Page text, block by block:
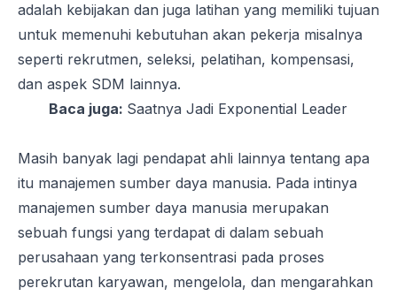
adalah kebijakan dan juga latihan yang memiliki tujuan
untuk memenuhi kebutuhan akan pekerja misalnya
seperti rekrutmen, seleksi, pelatihan, kompensasi,
dan aspek SDM lainnya.
Baca juga: Saatnya Jadi Exponential Leader
Masih banyak lagi pendapat ahli lainnya tentang apa
itu manajemen sumber daya manusia. Pada intinya
manajemen sumber daya manusia merupakan
sebuah fungsi yang terdapat di dalam sebuah
perusahaan yang terkonsentrasi pada proses
perekrutan karyawan, mengelola, dan mengarahkan